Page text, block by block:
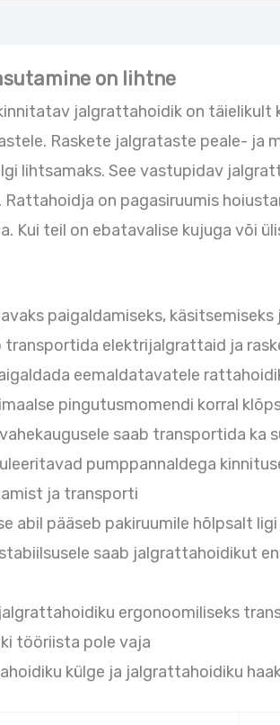
on lihtne
jalgrattahoidik on
Raskete jalgrataste peale- ja
lihtsamaks. See vastupidav
on pagasiruumis
Kui teil on ebatavalise kujuga või
paigaldamiseks,
transportida elektrijalgrattaid ja
eemaldatavatele
pingutusmomendi korral
saab transportida ka
pumppannaldega
ja transporti
abil pääseb pakiruumile hõlpsalt
saab jalgrattahoidikut
ergonoomiliseks
tööriista pole vaja
külge ja jalgrattahoidiku